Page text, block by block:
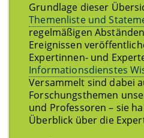
Grundlage dieser
Themenliste und
regelmäßigen
Ereignissen
Expertinnen- und
Informationsdienstes
Versammelt sind dabei
Forschungsthemen
und Professoren – sie
Überblick über die